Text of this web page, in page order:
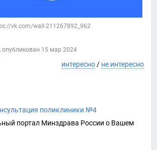
vk.com/wall-211267892_962
, опубликован 15 мар 2024
интересно/ не интересно
поликлиники №4
портал Минздрава России о Вашем